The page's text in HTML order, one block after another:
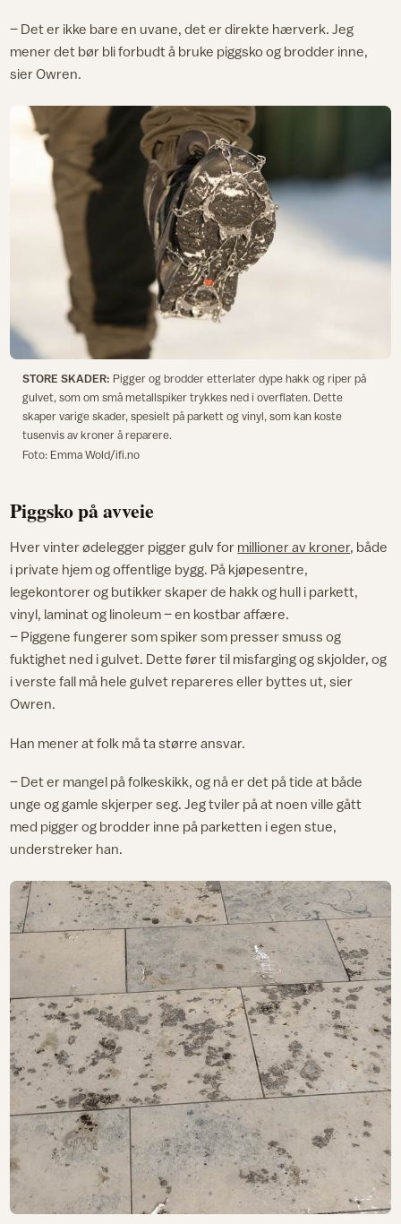
– Det er ikke bare en uvane, det er direkte hærverk. Jeg
mener det bør bli forbudt å bruke piggsko og brodder inne,
sier Owren.
STORE SKADER: Pigger og brodder etterlater dype hakk og riper på
gulvet, som om små metallspiker trykkes ned i overflaten. Dette
skaper varige skader, spesielt på parkett og vinyl, som kan koste
tusenvis av kroner å reparere.
Foto: Emma Wold/ifi.no
Piggsko på avveie
Hver vinter ødelegger pigger gulv for millioner av kroner, både
i private hjem og offentlige bygg. På kjøpesentre,
legekontorer og butikker skaper de hakk og hull i parkett,
vinyl, laminat og linoleum – en kostbar affære.
– Piggene fungerer som spiker som presser smuss og
fuktighet ned i gulvet. Dette fører til misfarging og skjolder, og
i verste fall må hele gulvet repareres eller byttes ut, sier
Owren.
Han mener at folk må ta større ansvar.
– Det er mangel på folkeskikk, og nå er det på tide at både
unge og gamle skjerper seg. Jeg tviler på at noen ville gått
med pigger og brodder inne på parketten i egen stue,
understreker han.